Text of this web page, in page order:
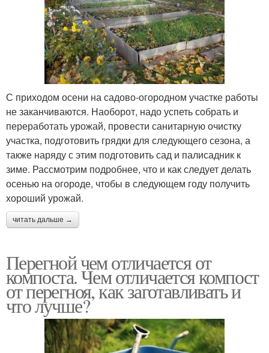
С приходом осени на садово-огородном участке работы
не заканчиваются. Наоборот, надо успеть собрать и
переработать урожай, провести санитарную очистку
участка, подготовить грядки для следующего сезона, а
также наряду с этим подготовить сад и палисадник к
зиме. Рассмотрим подробнее, что и как следует делать
осенью на огороде, чтобы в следующем году получить
хороший урожай.
читать дальше →
Перегной чем отличается от
компоста. Чем отличается компост
от перегноя, как заготавливать и
что лучше?